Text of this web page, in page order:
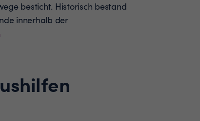
besticht. Historisch bestand
innerhalb der